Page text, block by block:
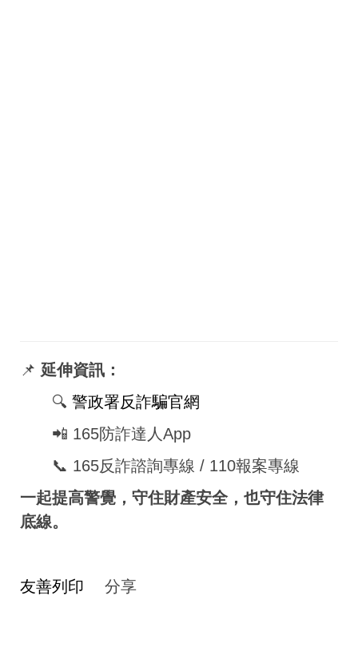
📌 延伸資訊：
🔍 警政署反詐騙官網
📲 165防詐達人App
📞 165反詐諮詢專線 / 110報案專線
一起提高警覺，守住財產安全，也守住法律
底線。
友善列印 分享